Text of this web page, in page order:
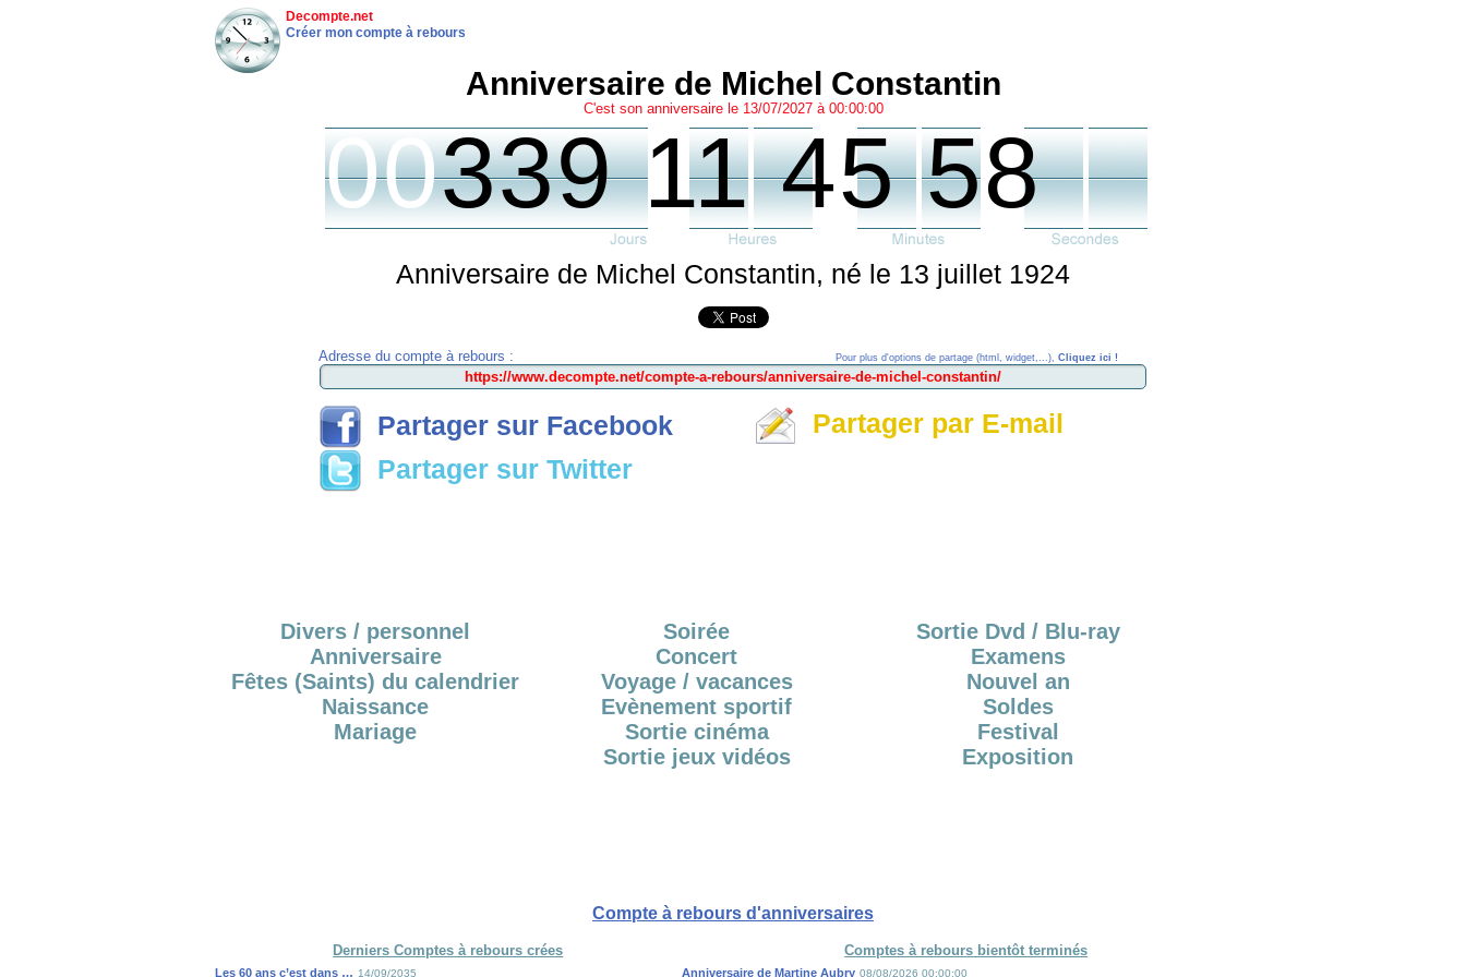
Decompte.net
Créer mon compte à rebours
Anniversaire de Michel Constantin
C'est son anniversaire le 13/07/2027 à 00:00:00
00339 11 45 58
Anniversaire de Michel Constantin, né le 13 juillet 1924
Adresse du compte à rebours : Pour plus d'options de partage (html, widget,...), Cliquez ici !
Partager sur Facebook
Partager sur Twitter
Partager par E-mail
Divers / personnel
Anniversaire
Fêtes (Saints) du calendrier
Naissance
Mariage
Soirée
Concert
Voyage / vacances
Evènement sportif
Sortie cinéma
Sortie jeux vidéos
Sortie Dvd / Blu-ray
Examens
Nouvel an
Soldes
Festival
Exposition
Compte à rebours d'anniversaires
Derniers Comptes à rebours crées Comptes à rebours bientôt terminés
Les 60 ans c’est dans … 14/09/2035 Anniversaire de Martine Aubry 08/08/2026 00:00:00